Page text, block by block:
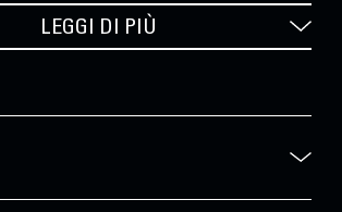
un inaspettato
un omaggio all'amico di Kluge,
LEGGI DI PIÙ